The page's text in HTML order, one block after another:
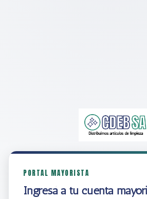
PORTAL MAYORISTA
Ingresá a tu cuenta